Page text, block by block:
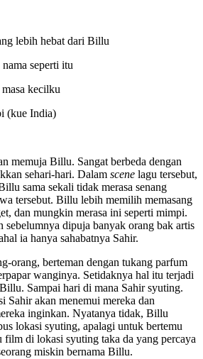
lebih hebat dari Billu
seperti itu
kecilku
(kue India)
memuja Billu. Sangat berbeda dengan
sehari-hari. Dalam scene lagu tersebut,
sama sekali tidak merasa senang
tersebut. Billu lebih memilih memasang
dan mungkin merasa ini seperti mimpi.
sebelumnya dipuja banyak orang bak artis
ia hanya sahabatnya Sahir.
orang, berteman dengan tukang parfum
wanginya. Setidaknya hal itu terjadi
Sampai hari di mana Sahir syuting.
Sahir akan menemui mereka dan
inginkan. Nyatanya tidak, Billu
lokasi syuting, apalagi untuk bertemu
film di lokasi syuting taka da yang percaya
miskin bernama Billu.